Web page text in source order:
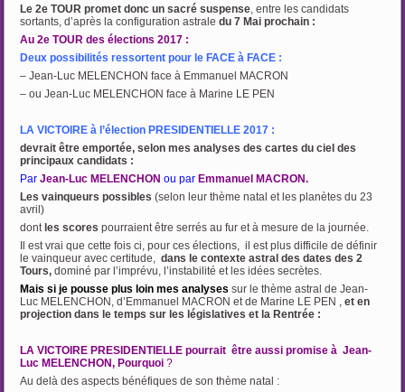
Le 2e TOUR promet donc un sacré suspense, entre les candidats
sortants, d’après la configuration astrale du 7 Mai prochain :
Au 2e TOUR des élections 2017 :
Deux possibilités ressortent pour le FACE à FACE :
– Jean-Luc MELENCHON face à Emmanuel MACRON
– ou Jean-Luc MELENCHON face à Marine LE PEN
LA VICTOIRE à l’élection PRESIDENTIELLE 2017 :
devrait être emportée, selon mes analyses des cartes du ciel des
principaux candidats :
Par Jean-Luc MELENCHONou par Emmanuel MACRON.
Les vainqueurs possibles (selon leur thème natal et les planètes du 23
avril)
dont les scores pourraient être serrés au fur et à mesure de la journée.
Il est vrai que cette fois ci, pour ces élections, il est plus difficile de définir
le vainqueur avec certitude,dans le contexte astral des dates des 2
Tours, dominé par l’imprévu, l’instabilité et les idées secrètes.
Mais si je pousse plus loin mes analyses sur le thème astral de Jean-
Luc MELENCHON, d’Emmanuel MACRON et de Marine LE PEN , et en
projection dans le temps sur les législatives et la Rentrée :
LA VICTOIRE PRESIDENTIELLE pourrait être aussi promise à Jean-
Luc MELENCHON, Pourquoi ?
Au delà des aspects bénéfiques de son thème natal :